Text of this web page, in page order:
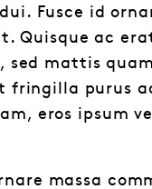
Fusce id
Quisque ac
sed mattis
fringilla purus
eros ipsum
massa